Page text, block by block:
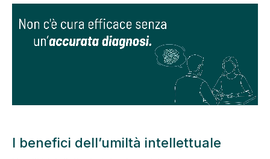
I benefici dell’umiltà intellettuale